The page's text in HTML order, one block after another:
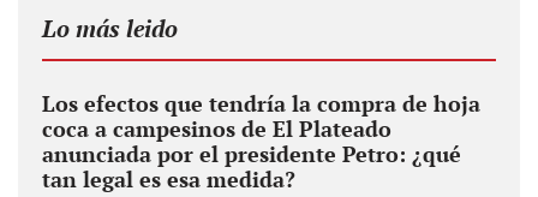
Lo más leido
Los efectos que tendría la compra de hoja
coca a campesinos de El Plateado
anunciada por el presidente Petro: ¿qué
tan legal es esa medida?